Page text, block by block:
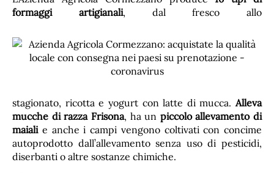
formaggi artigianali, dal fresco allo
stagionato, ricotta e yogurt con latte di mucca.Alleva
mucche di razza Frisona, ha un piccolo allevamento di
maialie anche i campi vengono coltivati con concime
autoprodotto dall’allevamento senza uso di pesticidi,
diserbanti o altre sostanze chimiche.